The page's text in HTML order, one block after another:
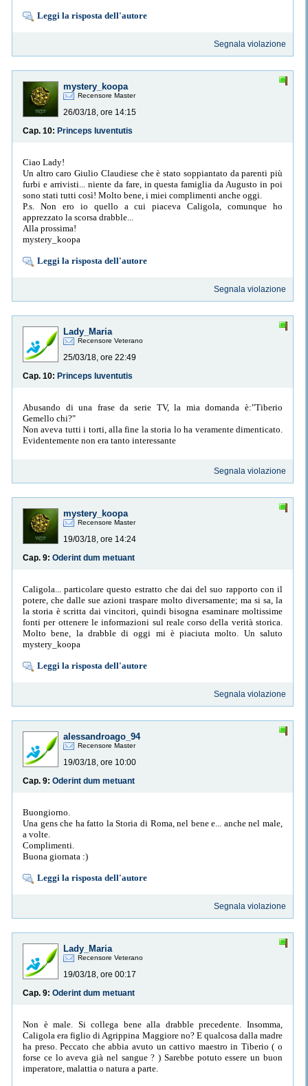
Leggi la risposta dell'autore
Segnala violazione
mystery_koopa
Recensore Master
26/03/18, ore 14:15
Cap. 10: Princeps Iuventutis
Ciao Lady!
Un altro caro Giulio Claudiese che è stato soppiantato da parenti più
furbi e arrivisti... niente da fare, in questa famiglia da Augusto in poi
sono stati tutti così! Molto bene, i miei complimenti anche oggi.
P.s. Non ero io quello a cui piaceva Caligola, comunque ho
apprezzato la scorsa drabble...
Alla prossima!
mystery_koopa
Leggi la risposta dell'autore
Segnala violazione
Lady_Maria
Recensore Veterano
25/03/18, ore 22:49
Cap. 10: Princeps Iuventutis
Abusando di una frase da serie TV, la mia domanda è:"Tiberio
Gemello chi?"
Non aveva tutti i torti, alla fine la storia lo ha veramente dimenticato.
Evidentemente non era tanto interessante
Segnala violazione
mystery_koopa
Recensore Master
19/03/18, ore 14:24
Cap. 9: Oderint dum metuant
Caligola... particolare questo estratto che dai del suo rapporto con il
potere, che dalle sue azioni traspare molto diversamente; ma si sa, la
la storia è scritta dai vincitori, quindi bisogna esaminare moltissime
fonti per ottenere le informazioni sul reale corso della verità storica.
Molto bene, la drabble di oggi mi è piaciuta molto. Un saluto
mystery_koopa
Leggi la risposta dell'autore
Segnala violazione
alessandroago_94
Recensore Master
19/03/18, ore 10:00
Cap. 9: Oderint dum metuant
Buongiorno.
Una gens che ha fatto la Storia di Roma, nel bene e... anche nel male,
a volte.
Complimenti.
Buona giornata :)
Leggi la risposta dell'autore
Segnala violazione
Lady_Maria
Recensore Veterano
19/03/18, ore 00:17
Cap. 9: Oderint dum metuant
Non è male. Si collega bene alla drabble precedente. Insomma,
Caligola era figlio di Agrippina Maggiore no? E qualcosa dalla madre
ha preso. Peccato che abbia avuto un cattivo maestro in Tiberio ( o
forse ce lo aveva già nel sangue ? ) Sarebbe potuto essere un buon
imperatore, malattia o natura a parte.